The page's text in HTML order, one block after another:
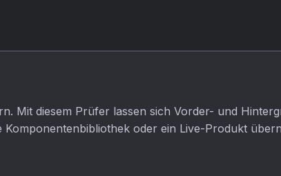
Mit diesem Prüfer lassen sich Vorder- und
oder ein Live-Produkt